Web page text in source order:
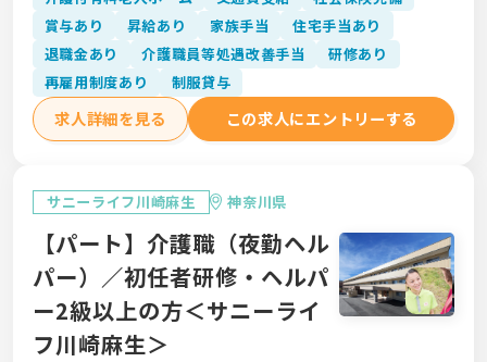
賞与あり
昇給あり 家族手当
住宅手当あり
退職金あり
介護職員等処遇改善手当
研修あり
再雇用制度あり
制服貸与
求人詳細を見る この求人にエントリーする
サニーライフ川崎麻生 神奈川県
【パート】介護職（夜勤ヘル
パー）／初任者研修・ヘルパ
ー2級以上の方＜サニーライ
フ川崎麻生＞